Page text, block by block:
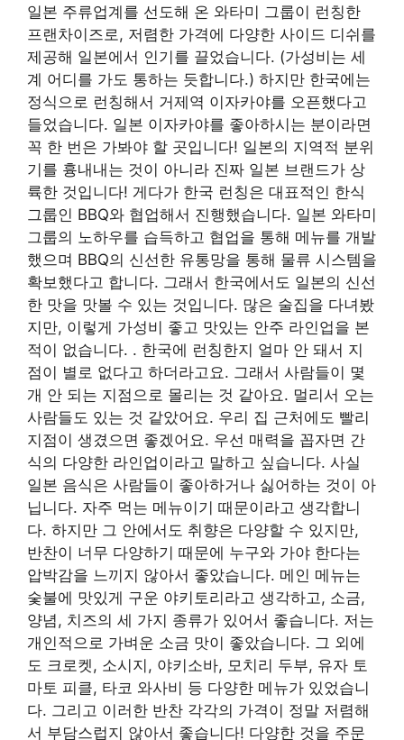
일본 주류업계를 선도해 온 와타미 그룹이 런칭한
프랜차이즈로, 저렴한 가격에 다양한 사이드 디쉬를
제공해 일본에서 인기를 끌었습니다. (가성비는 세
계 어디를 가도 통하는 듯합니다.) 하지만 한국에는
정식으로 런칭해서 거제역 이자카야를 오픈했다고
들었습니다. 일본 이자카야를 좋아하시는 분이라면
꼭 한 번은 가봐야 할 곳입니다! 일본의 지역적 분위
기를 흉내내는 것이 아니라 진짜 일본 브랜드가 상
륙한 것입니다! 게다가 한국 런칭은 대표적인 한식
그룹인 BBQ와 협업해서 진행했습니다. 일본 와타미
그룹의 노하우를 습득하고 협업을 통해 메뉴를 개발
했으며 BBQ의 신선한 유통망을 통해 물류 시스템을
확보했다고 합니다. 그래서 한국에서도 일본의 신선
한 맛을 맛볼 수 있는 것입니다. 많은 술집을 다녀봤
지만, 이렇게 가성비 좋고 맛있는 안주 라인업을 본
적이 없습니다. . 한국에 런칭한지 얼마 안 돼서 지
점이 별로 없다고 하더라고요. 그래서 사람들이 몇
개 안 되는 지점으로 몰리는 것 같아요. 멀리서 오는
사람들도 있는 것 같았어요. 우리 집 근처에도 빨리
지점이 생겼으면 좋겠어요. 우선 매력을 꼽자면 간
식의 다양한 라인업이라고 말하고 싶습니다. 사실
일본 음식은 사람들이 좋아하거나 싫어하는 것이 아
닙니다. 자주 먹는 메뉴이기 때문이라고 생각합니
다. 하지만 그 안에서도 취향은 다양할 수 있지만,
반찬이 너무 다양하기 때문에 누구와 가야 한다는
압박감을 느끼지 않아서 좋았습니다. 메인 메뉴는
숯불에 맛있게 구운 야키토리라고 생각하고, 소금,
양념, 치즈의 세 가지 종류가 있어서 좋습니다. 저는
개인적으로 가벼운 소금 맛이 좋았습니다. 그 외에
도 크로켓, 소시지, 야키소바, 모치리 두부, 유자 토
마토 피클, 타코 와사비 등 다양한 메뉴가 있었습니
다. 그리고 이러한 반찬 각각의 가격이 정말 저렴해
서 부담스럽지 않아서 좋습니다! 다양한 것을 주문